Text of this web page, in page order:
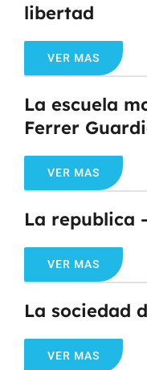
libertad
VER MAS
La escuela
Ferrer
VER MAS
La republica
VER MAS
La sociedad
VER MAS